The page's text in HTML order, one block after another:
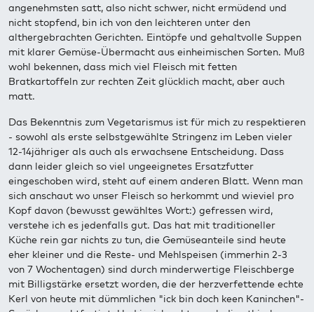
angenehmsten satt, also nicht schwer, nicht ermüdend und
nicht stopfend, bin ich von den leichteren unter den
althergebrachten Gerichten. Eintöpfe und gehaltvolle Suppen
mit klarer Gemüse-Übermacht aus einheimischen Sorten. Muß
wohl bekennen, dass mich viel Fleisch mit fetten
Bratkartoffeln zur rechten Zeit glücklich macht, aber auch
matt.
Das Bekenntnis zum Vegetarismus ist für mich zu respektieren
- sowohl als erste selbstgewählte Stringenz im Leben vieler
12-14jähriger als auch als erwachsene Entscheidung. Dass
dann leider gleich so viel ungeeignetes Ersatzfutter
eingeschoben wird, steht auf einem anderen Blatt. Wenn man
sich anschaut wo unser Fleisch so herkommt und wieviel pro
Kopf davon (bewusst gewähltes Wort:) gefressen wird,
verstehe ich es jedenfalls gut. Das hat mit traditioneller
Küche rein gar nichts zu tun, die Gemüseanteile sind heute
eher kleiner und die Reste- und Mehlspeisen (immerhin 2-3
von 7 Wochentagen) sind durch minderwertige Fleischberge
mit Billigstärke ersetzt worden, die der herzverfettende echte
Kerl von heute mit dümmlichen "ick bin doch keen Kaninchen"-